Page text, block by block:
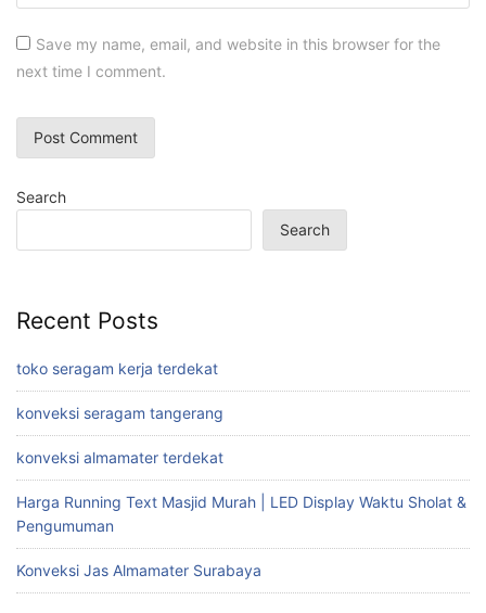
Save my name, email, and website in this browser for the
next time I comment.
Search
Search
Recent Posts
toko seragam kerja terdekat
konveksi seragam tangerang
konveksi almamater terdekat
Harga Running Text Masjid Murah | LED Display Waktu Sholat &
Pengumuman
Konveksi Jas Almamater Surabaya